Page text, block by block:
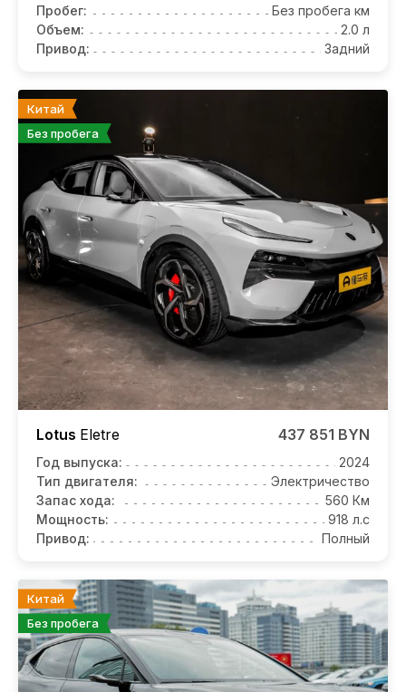
Пробег:
Без пробега км
Объем:
2.0 л
Привод:
Задний
Китай
Без пробега
Lotus Eletre 437 851 BYN
Год выпуска:
2024
Тип двигателя:
Электричество
Запас хода:
560 Км
Мощность:
918 л.с
Привод:
Полный
Китай
Без пробега